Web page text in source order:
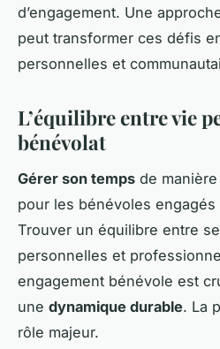
d’engagement. Une
peut transformer ces défis
personnelles et
L’équilibre entre vie
bénévolat
Gérer son temps de
pour les bénévoles engagés
Trouver un équilibre entre
personnelles et
engagement bénévole est
une dynamique durable. La
rôle majeur.